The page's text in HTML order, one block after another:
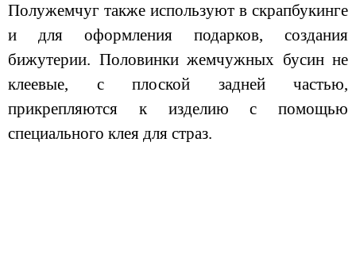
Полужемчуг также используют в скрапбукинге
и для оформления подарков, создания
бижутерии. Половинки жемчужных бусин не
клеевые, с плоской задней частью,
прикрепляются к изделию с помощью
специального клея для страз.